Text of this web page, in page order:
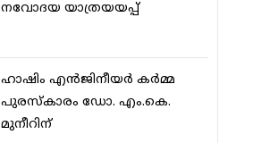
നവോദയ യാത്രയയപ്പ്
ഹാഷിം എന്‍ജിനീയര്‍ കര്‍മ്മ
പുരസ്‌കാരം ഡോ. എം.കെ.
മുനീറിന്